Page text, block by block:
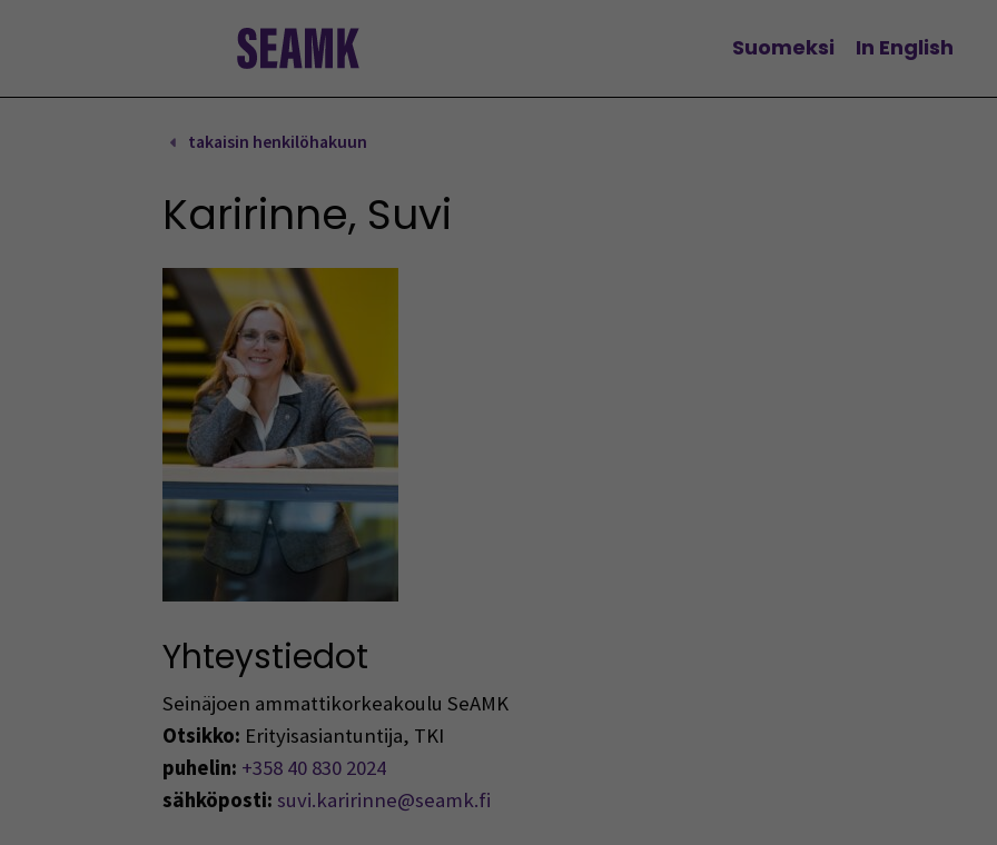
Vaihda kieltä
Suomeksi In English
takaisin henkilöhakuun
Karirinne, Suvi
Yhteystiedot
Seinäjoen ammattikorkeakoulu SeAMK
Otsikko: Erityisasiantuntija, TKI
puhelin: +358 40 830 2024
sähköposti: suvi.karirinne@seamk.fi